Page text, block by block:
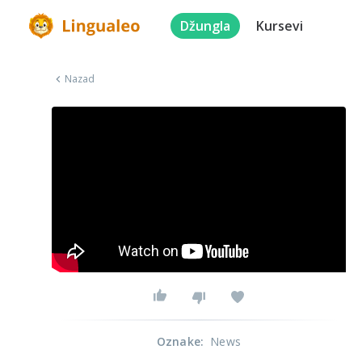
Džungla Kursevi
Nazad
Oznake: News